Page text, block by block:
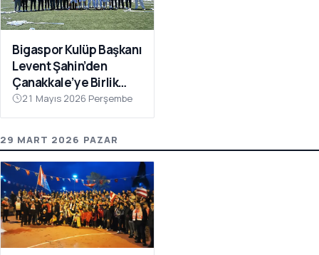
Bigaspor Kulüp Başkanı
Levent Şahin’den
Çanakkale’ye Birlik
Çağrısı
21 Mayıs 2026 Perşembe
29 MART 2026 PAZAR